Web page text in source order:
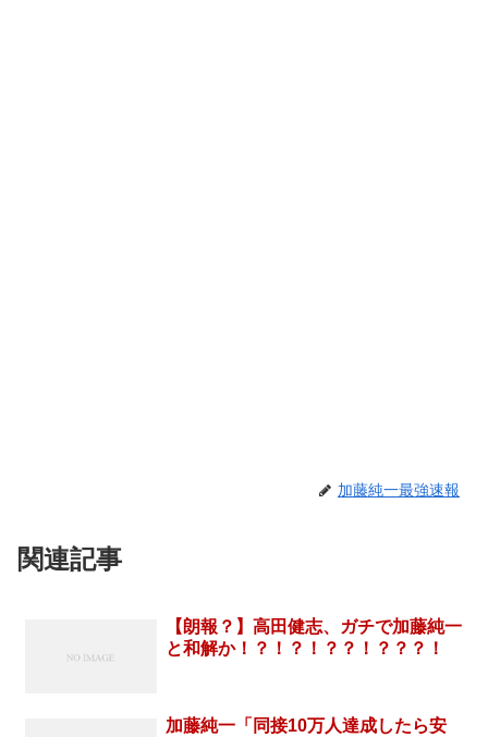
加藤純一最強速報
関連記事
【朗報？】高田健志、ガチで加藤純一
と和解か！？！？！？？！？？？！
加藤純一「同接10万人達成したら安